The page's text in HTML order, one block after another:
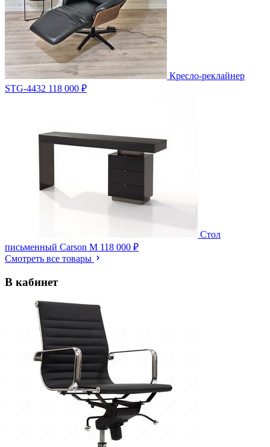
Кресло-реклайнер
STG-4432 118 000 ₽
Стол
письменный Carson M 118 000 ₽
Смотреть все товары
В кабинет